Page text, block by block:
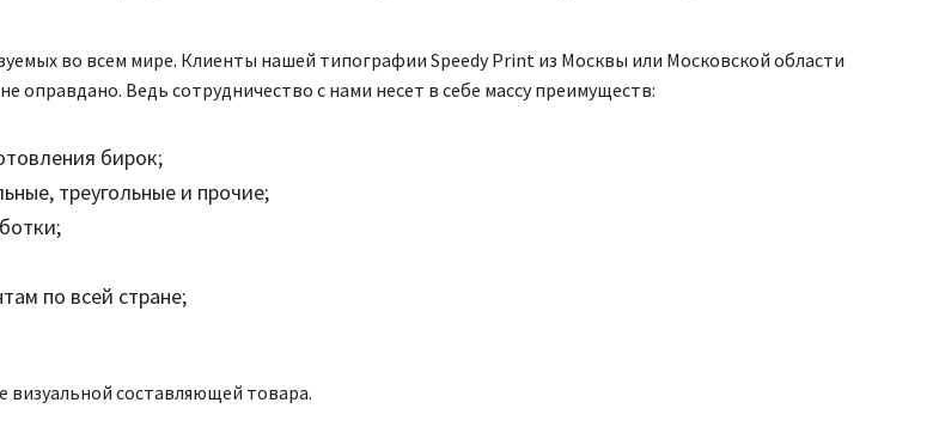
во всем мире. Клиенты нашей типографии Speedy Print из Москвы или Московской области
Ведь сотрудничество с нами несет в себе массу преимуществ:
бирок;
треугольные и прочие;
по всей стране;
составляющей товара.